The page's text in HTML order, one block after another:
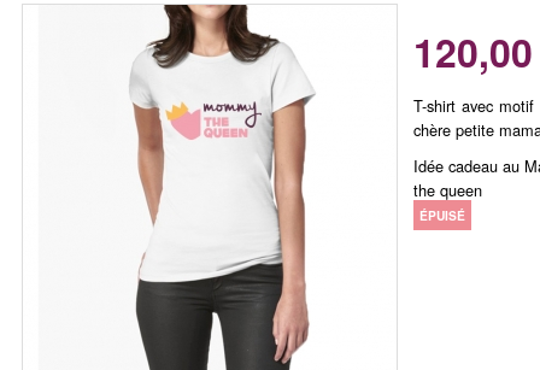
120,00
T-shirt avec
chère petite
Idée cadeau au
the queen
ÉPUISÉ